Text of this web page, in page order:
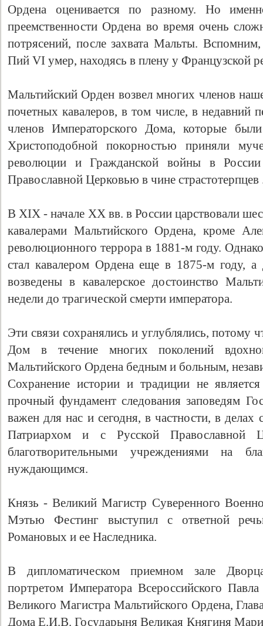
Ордена оценивается по разному. Но
преемственности Ордена во время очень
потрясений, после захвата Мальты.
Пий VI умер, находясь в плену у Французской
Мальтийский Орден возвел многих членов
почетных кавалеров, в том числе, в недавний
членов Императорского Дома, которые
Христоподобной покорностью приняли
революции и Гражданской войны в
Православной Церковью в чине страстотерпцев
В XIX - начале ХХ вв. в России царствовали
кавалерами Мальтийского Ордена, кроме
революционного террора в 1881-м году.
стал кавалером Ордена еще в 1875-м году,
возведены в кавалерское достоинство
недели до трагической смерти императора.
Эти связи сохранялись и углублялись, потому
Дом в течение многих поколений
Мальтийского Ордена бедным и больным,
Сохранение истории и традиции не
прочный фундамент следования заповедям
важен для нас и сегодня, в частности, в
Патриархом и с Русской Православной
благотворительными учреждениями на
нуждающимся.
Князь - Великий Магистр Cуверенного
Мэтью Фестинг выступил с ответной
Романовых и ее Наследника.
В дипломатическом приемном зале
портретом Императора Всероссийского
Великого Магистра Мальтийского Ордена,
Дома Е.И.В. Государыня Великая Княгиня